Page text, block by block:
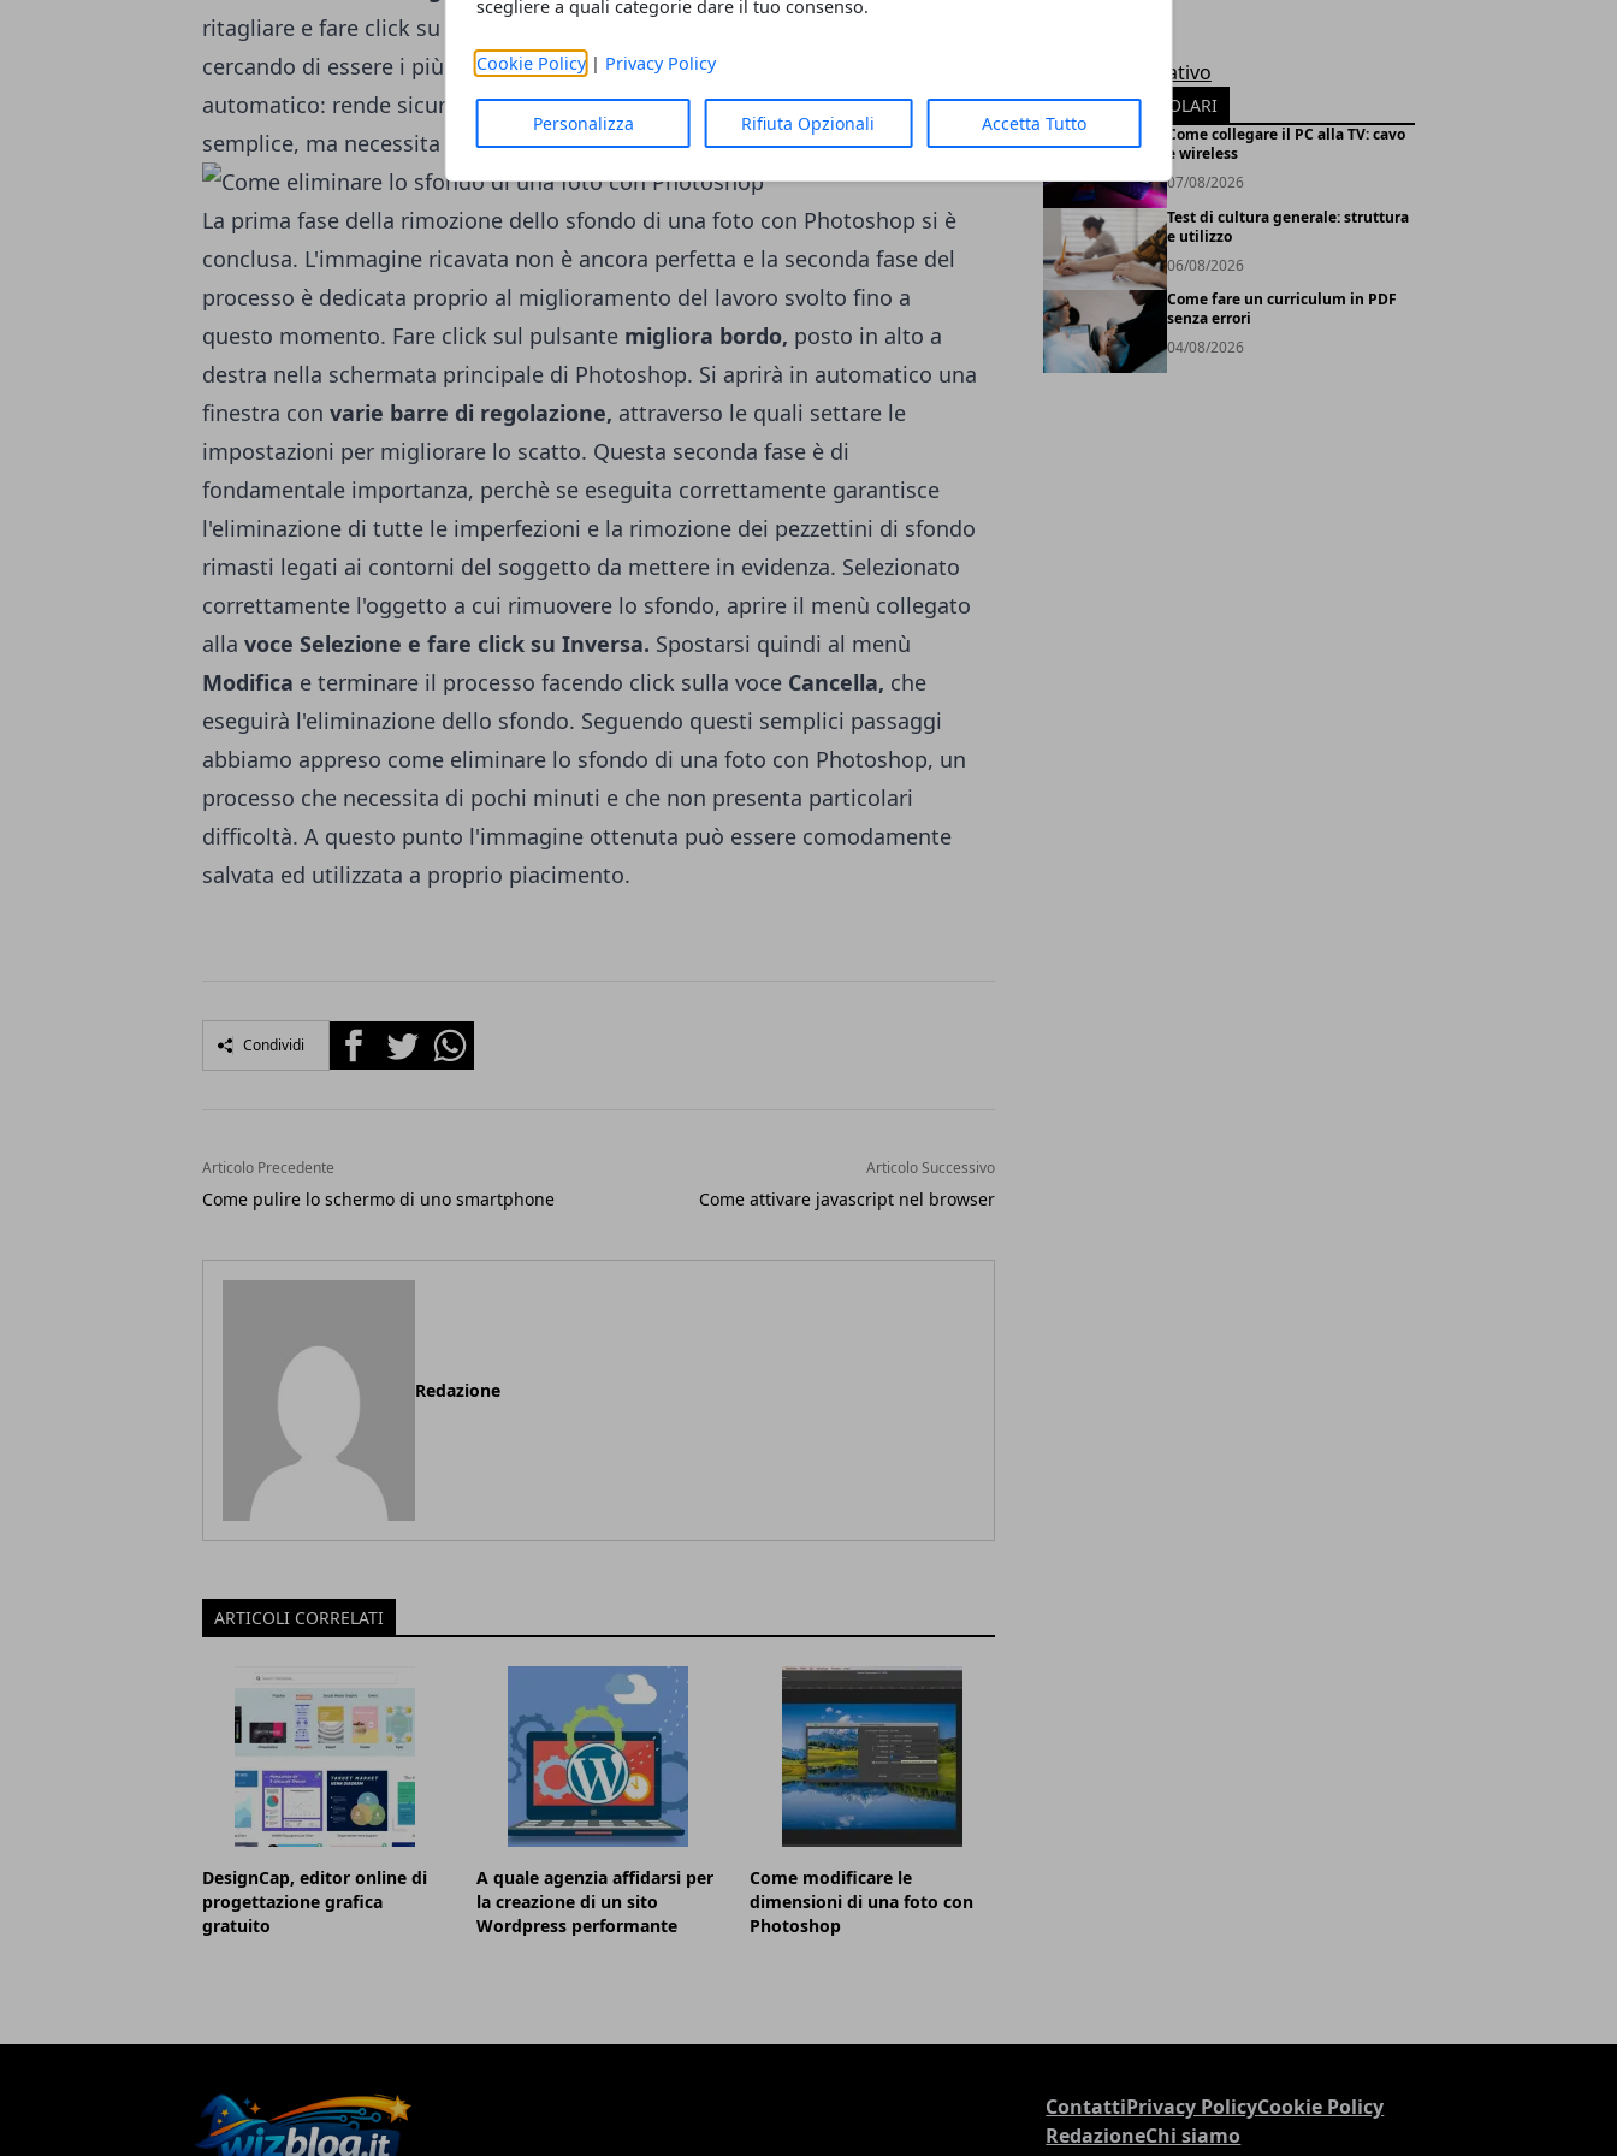
scegliere a quali categorie dare il tuo consenso.
Cookie Policy| Privacy Policy
Personalizza Rifiuta Opzionali Accetta Tutto
ritagliare e fare click su di esso.
cercando di essere i più precisi possibile. Il lazo magnetico è semi-
automatico: rende sicuramente la selezione dei contorni molto più
semplice, ma necessita anche della selezione manuale da parte dell'utente.
La prima fase della rimozione dello sfondo di una foto con Photoshop si è
conclusa. L'immagine ricavata non è ancora perfetta e la seconda fase del
processo è dedicata proprio al miglioramento del lavoro svolto fino a
questo momento. Fare click sul pulsante migliora bordo, posto in alto a
destra nella schermata principale di Photoshop. Si aprirà in automatico una
finestra con varie barre di regolazione, attraverso le quali settare le
impostazioni per migliorare lo scatto. Questa seconda fase è di
fondamentale importanza, perchè se eseguita correttamente garantisce
l'eliminazione di tutte le imperfezioni e la rimozione dei pezzettini di sfondo
rimasti legati ai contorni del soggetto da mettere in evidenza. Selezionato
correttamente l'oggetto a cui rimuovere lo sfondo, aprire il menù collegato
alla voce Selezione e fare click su Inversa. Spostarsi quindi al menù
Modifica e terminare il processo facendo click sulla voce Cancella, che
eseguirà l'eliminazione dello sfondo. Seguendo questi semplici passaggi
abbiamo appreso come eliminare lo sfondo di una foto con Photoshop, un
processo che necessita di pochi minuti e che non presenta particolari
difficoltà. A questo punto l'immagine ottenuta può essere comodamente
salvata ed utilizzata a proprio piacimento.
Condividi FacebookTwitterWhatsapp
Articolo Precedente
Come pulire lo schermo di uno smartphone
Articolo Successivo
Come attivare javascript nel browser
Redazione
ARTICOLI CORRELATI
DesignCap, editor online di
progettazione grafica
gratuito
A quale agenzia affidarsi per
la creazione di un sito
Wordpress performante
Come modificare le
dimensioni di una foto con
Photoshop
Sistema Operativo
ARTICOLI POPOLARI
Come collegare il PC alla TV: cavo
e wireless
07/08/2026
Test di cultura generale: struttura
e utilizzo
06/08/2026
Come fare un curriculum in PDF
senza errori
04/08/2026
ContattiPrivacy PolicyCookie Policy
RedazioneChi siamo